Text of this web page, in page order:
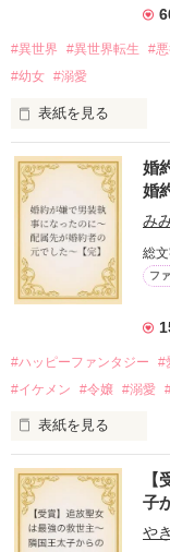
#異世界 #異世界転生 #
#幼女 #溺愛
表紙を見る
『転生悪役幼女は
番外編です。
※本編のネタバレを
2025.9.26
『Petit Chapter3 愛
2025.10.24
『Petit Chapter4 誰
婚
婚
み
総
フ
#ハッピーファンタジー #
#イケメン
#令嬢 #溺愛
表紙を見る
＼異世界ラブコメ×
子
や